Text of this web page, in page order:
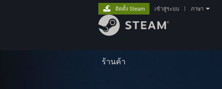
ร้านค้า
ติดตั้ง Steam เข้าสู่ระบบ ภาษา